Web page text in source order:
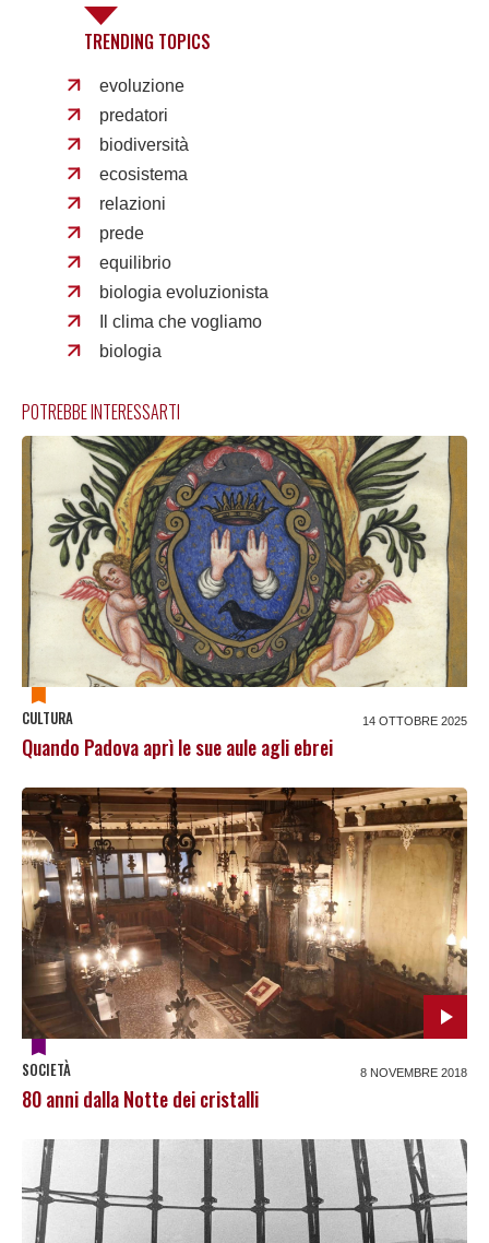
TRENDING TOPICS
evoluzione
predatori
biodiversità
ecosistema
relazioni
prede
equilibrio
biologia evoluzionista
Il clima che vogliamo
biologia
POTREBBE INTERESSARTI
CULTURA 14 OTTOBRE 2025
Quando Padova aprì le sue aule agli ebrei
SOCIETÀ 8 NOVEMBRE 2018
80 anni dalla Notte dei cristalli